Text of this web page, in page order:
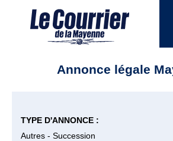
Annonce légale
TYPE D'ANNONCE :
Autres - Succession